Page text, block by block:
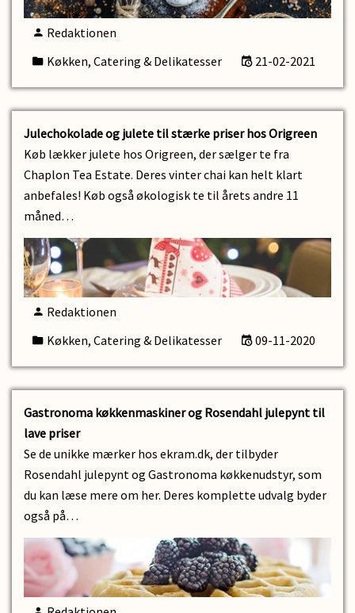
Redaktionen
Køkken, Catering & Delikatesser
21-02-2021
Julechokolade og julete til stærke priser hos Origreen
Køb lækker julete hos Origreen, der sælger te fra
Chaplon Tea Estate. Deres vinter chai kan helt klart
anbefales! Køb også økologisk te til årets andre 11
måned…
Redaktionen
Køkken, Catering & Delikatesser
09-11-2020
Gastronoma køkkenmaskiner og Rosendahl julepynt til
lave priser
Se de unikke mærker hos ekram.dk, der tilbyder
Rosendahl julepynt og Gastronoma køkkenudstyr, som
du kan læse mere om her. Deres komplette udvalg byder
også på…